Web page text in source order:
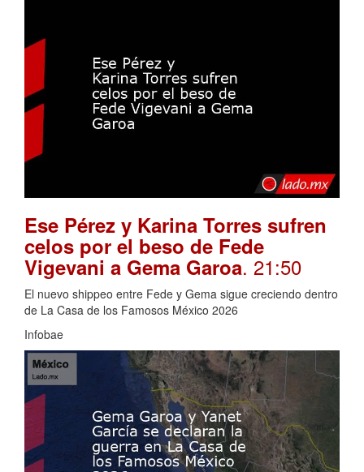
Ese Pérez y Karina Torres sufren
celos por el beso de Fede
Vigevani a Gema Garoa. 21:50
El nuevo shippeo entre Fede y Gema sigue creciendo dentro
de La Casa de los Famosos México 2026
Infobae